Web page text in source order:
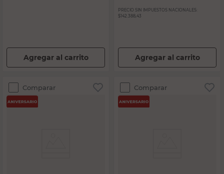
Agregar al carrito
PRECIO SIN IMPUESTOS NACIONALES:
$142.388,43
Agregar al carrito
Comparar Comparar